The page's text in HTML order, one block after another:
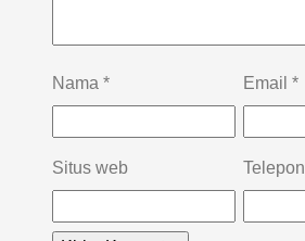
Nama * Email *
Situs web Telepon